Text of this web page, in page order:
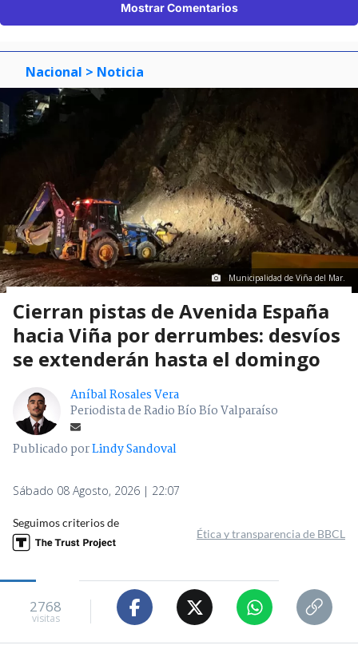
Mostrar Comentarios
Nacional > Noticia
Municipalidad de Viña del Mar.
Cierran pistas de Avenida España
hacia Viña por derrumbes: desvíos
se extenderán hasta el domingo
Aníbal Rosales Vera
Periodista de Radio Bío Bío Valparaíso
Publicado porLindy Sandoval
Sábado 08 Agosto, 2026 | 22:07
Seguimos criterios de
Ética y transparencia de BBCL
2768
visitas